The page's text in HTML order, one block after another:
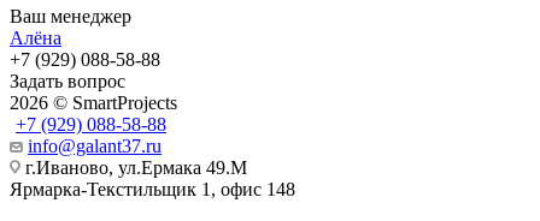
Ваш менеджер
Алёна
+7 (929) 088-58-88
Задать вопрос
2026 © SmartProjects
+7 (929) 088-58-88
info@galant37.ru
г.Иваново, ул.Ермака 49.M
Ярмарка-Текстильщик 1, офис 148